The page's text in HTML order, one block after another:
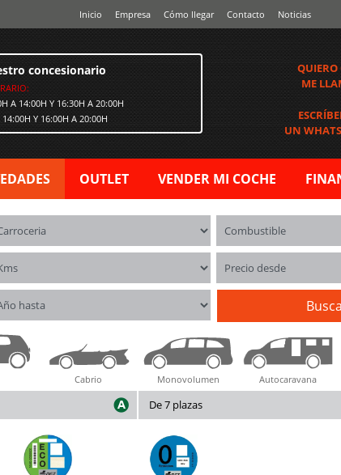
Inicio Empresa Cómo llegar Contacto Noticias
concesionario
A 14:00H Y 16:30H A 20:00H
Y 16:00H A 20:00H
QUIERO
ME
UN
OUTLET VENDER MI COCHE
Combustible
Precio desde
hasta
Cabrio Monovolumen Autocaravana
De 7 plazas